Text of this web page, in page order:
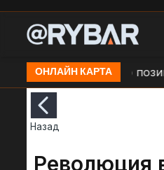
ОНЛАЙН КАРТА
БЛА "Молния" по
Назад
Революция